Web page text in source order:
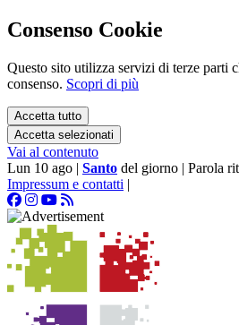
Consenso Cookie
Questo sito utilizza servizi di terze parti
consenso. Scopri di più
Accetta tutto
Accetta selezionati
Vai al contenuto
Lun 10 ago | Santo del giorno | Parola
Impressum e contatti |